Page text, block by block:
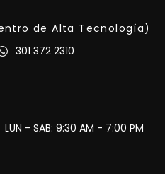
de Alta Tecnología)
301 372 2310
LUN - SAB: 9:30 AM - 7:00 PM